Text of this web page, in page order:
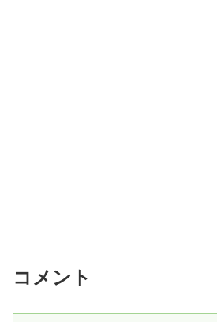
コメント